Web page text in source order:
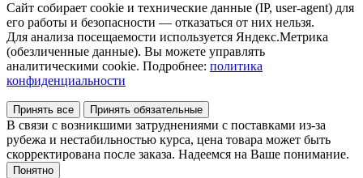
Сайт собирает cookie и технические данные (IP, user-agent) для
его работы и безопасности — отказаться от них нельзя.
Для анализа посещаемости используется Яндекс.Метрика
(обезличенные данные). Вы можете управлять
аналитическими cookie. Подробнее: политика
конфиденциальности
Принять все Принять обязательные
В связи с возникшими затруднениями с поставками из-за
рубежа и нестабильностью курса, цена товара может быть
скорректирована после заказа. Надеемся на Ваше понимание.
Понятно